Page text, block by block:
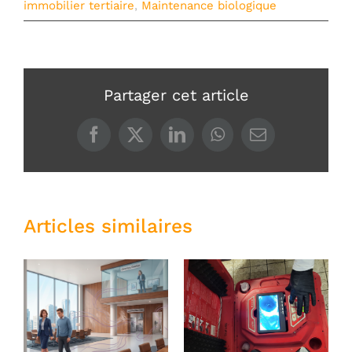
immobilier tertiaire, Maintenance biologique
Partager cet article
Articles similaires